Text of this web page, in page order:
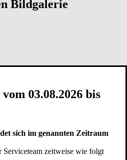
Bildgalerie
03.08.2026 bis
sich im genannten Zeitraum
Serviceteam zeitweise wie folgt